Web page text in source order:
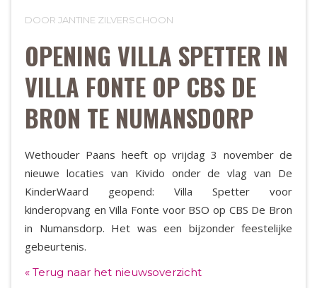
DOOR JANTINE ZILVERSCHOON
OPENING VILLA SPETTER IN
VILLA FONTE OP CBS DE
BRON TE NUMANSDORP
Wethouder Paans heeft op vrijdag 3 november de
nieuwe locaties van Kivido onder de vlag van De
KinderWaard geopend: Villa Spetter voor
kinderopvang en Villa Fonte voor BSO op CBS De Bron
in Numansdorp. Het was een bijzonder feestelijke
gebeurtenis.
« Terug naar het nieuwsoverzicht